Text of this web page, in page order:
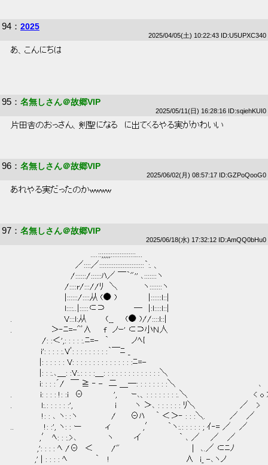
94 ： 2025
2025/04/05(土) 10:22:43 ID:U5UPXC340
あ、こんにちは
95 ： 名無しさん＠故郷VIP
2025/05/11(日) 16:28:16 ID:sqiehKUI0
片田舎のおっさん、剣聖になる　に出てくるやる実がかわいい
96 ： 名無しさん＠故郷VIP
2025/06/02(月) 08:57:17 ID:GZPoQooG0
あれやる実だったのかwwww
97 ： 名無しさん＠故郷VIP
2025/06/18(水) 17:32:12 ID:AmQQ0bHu0
....::;;;;;::::::::::::::....
／::::／:::::::::::::::::::::::::｀:. 、
/::::::/::::::ﾊ／ ￣｀"'' ､:::::::ヽ
/::::r/::://ﾘ　＼　 　 　 ヽ:::::::ヽ
|::::::/::::从 (● )　 　 　 　|::::::l::|
l::::..|:::::⊂⊃　　　 　 ―　|:l::::l::|
.　　　　 　 　 　 V:::l:从 　 　 (__　　(● )//::::l::|
.　　　　　　 ＞‐ﾆ=-^ﾞ∧　　f　ノｰ' ⊂⊃小Ｎ人
/: :＜',: : : : :.ﾆ=-　｀　　 　 ノﾍ{
i': : : : :.Vﾞ: : : : : : : : :｀￣ﾆ _
|: : : : : : V: : : : : : : : : : : : : : :ﾆ=-
|: : :.､＿: :V:.: : : :＿: : : : : : : : : : : : : :＼
i: : : :´/　￣ ≧ ‐ -　二 ＿─: : : : : : : :＼　　　　　　　　　　　　 　 ､
. 　 　 　 i: : : : !: :i　Θ　　　　　',　　 ｰ､、: : : : : : : :.＼　　　　　　　　　　　<
.　　　 　 l:.: : : : : :',　 　 　 　 　 i　　　ヽ ＞､ : : : : : : ﾘ＼　　　　　　　 ／　 >
!: : ､ ヽ: :ヽ　 　 　 　 /　 　Θﾊ 　 ｀ ＜＞‐ : : :＼.　　　　／　 ／
..　　　　　!: :', ヽ: : ー　　　　ィ　　　 　　,′　　 ｀ヽ:.: : : : : ; ｲ‐= ／　 ／
,′ ﾍ: : :.>､　　　　　ヽ　　　 イ　　　　　　 ｀ ､ ／ 　 ／　 ／
,': : : : ﾍ /Θ　＜　　　/"　　　　　　　　　　　　|　､.／ ⊂ﾆﾉ
,' | : : : : ﾍ 　 　 　 ｀　 !　　　　　　　　 　 　 　 ∧　i_ -､ヽノ